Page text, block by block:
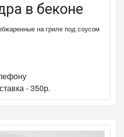
в беконе
на гриле под соусом
- 350р.